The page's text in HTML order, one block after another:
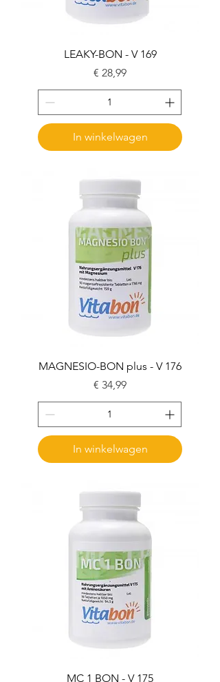
LEAKY-BON - V 169
Prijs
€ 28,99
In winkelwagen
MAGNESIO-BON plus - V 176
Prijs
€ 34,99
In winkelwagen
MC 1 BON - V 175